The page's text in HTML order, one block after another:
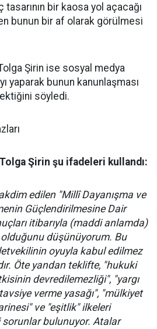
bir kaosa yol açacağı
bunun bir af olarak görülmesi
Şirin ise sosyal medya
yaparak bunun kanunlaşması
söyledi.
Şirin şu ifadeleri kullandı:
edilen "Millî Dayanışma ve
Güçlendirilmesine Dair
itibarıyla (maddi anlamda)
düşünüyorum. Bu
oyuyla kabul edilmez
Öte yandan teklifte, "hukuki
devredilemezliği", "yargı
verme yasağı", "mülkiyet
ve "eşitlik" ilkeleri
sorunlar bulunuyor. Atalar